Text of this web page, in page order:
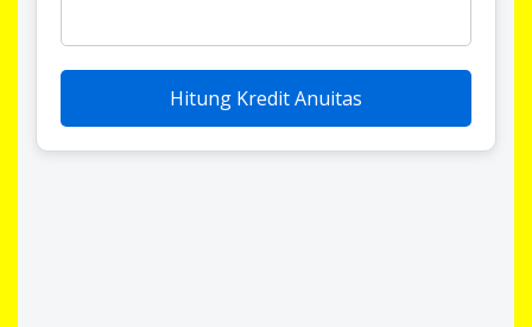
Hitung Kredit Anuitas